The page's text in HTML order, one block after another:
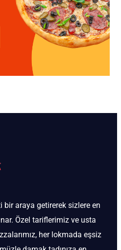
bir araya getirerek sizlere en
Özel tariflerimiz ve usta
her lokmada eşsiz